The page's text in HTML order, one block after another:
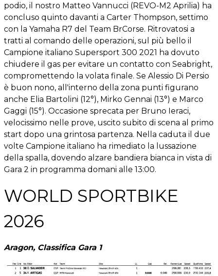
podio, il nostro Matteo Vannucci (REVO-M2 Aprilia) ha
concluso quinto davanti a Carter Thompson, settimo
con la Yamaha R7 del Team BrCorse. Ritrovatosi a
tratti al comando delle operazioni, sul più bello il
Campione italiano Supersport 300 2021 ha dovuto
chiudere il gas per evitare un contatto con Seabright,
compromettendo la volata finale. Se Alessio Di Persio
è buon nono, all'interno della zona punti figurano
anche Elia Bartolini (12°), Mirko Gennai (13°) e Marco
Gaggi (15°). Occasione sprecata per Bruno Ieraci,
velocissimo nelle prove, uscito subito di scena al primo
start dopo una grintosa partenza. Nella caduta il due
volte Campione italiano ha rimediato la lussazione
della spalla, dovendo alzare bandiera bianca in vista di
Gara 2 in programma domani alle 13:00.
WORLD SPORTBIKE
2026
Aragon, Classifica Gara 1